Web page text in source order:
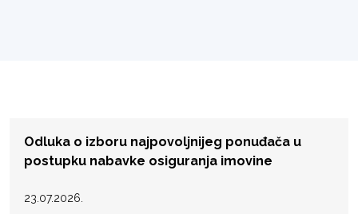
Odluka o izboru najpovoljnijeg ponuđača u
postupku nabavke osiguranja imovine
23.07.2026.